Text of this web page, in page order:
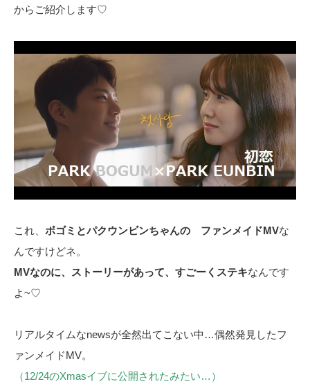
からご紹介します♡
これ、 ボゴミとパクウンビンちゃんの ファンメイドMVな
んですけどネ。
MVなのに、ストーリーがあって、すごーくステキなんです
よ~♡
リアルタイムなnewsが全然出てこない中…偶然発見したフ
ァンメイドMV。
（12/24のXmasイブに公開されたみたい…）